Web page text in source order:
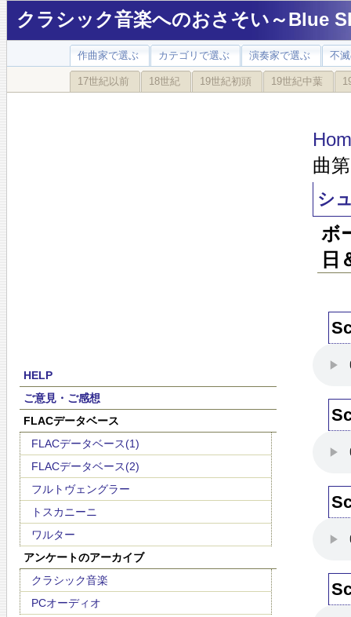
クラシック音楽へのおさそい～Blue
作曲家で選ぶ カテゴリで選ぶ 演奏家で選ぶ 不
17世紀以前 18世紀 19世紀初頭 19世紀中葉
HELP
ご意見・ご感想
FLACデータベース
FLACデータベース(1)
FLACデータベース(2)
フルトヴェングラー
トスカニーニ
ワルター
アンケートのアーカイブ
クラシック音楽
PCオーディオ
曲
シ
ボ
日